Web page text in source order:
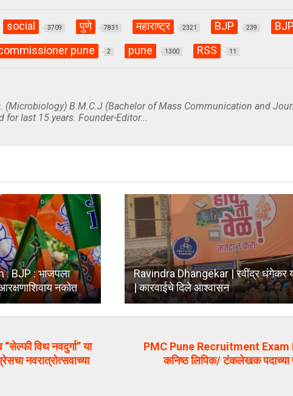
social 3709 पुणे 7831 महाराष्ट्र 2321 BJP 239
pune 2 pune 1300 RSS 11
(Microbiology) B.M.C.J (Bachelor of Mass Communication and
last 15 years. Founder-Editor...
BJP : भाजपला
नकोत
Ravindra Dhangekar | रवींद्र धंगेकर
| कारवाईचे दिले आश्वासन
विथ नवदुर्गा” या
नवरात्रोत्सवाच्या
PMC Pune Recruitment Exam
कनिष्ठ लिपिक/ टंकलेखक पदाच्या